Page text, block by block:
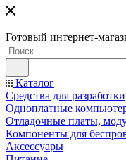
Готовый интернет-
Каталог
Средства для разработки
Одноплатные
Отладочные платы,
Компоненты для
Аксессуары